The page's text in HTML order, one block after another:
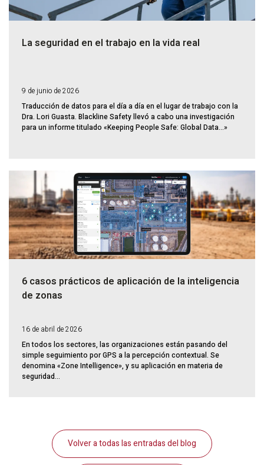
La seguridad en el trabajo en la vida real
9 de junio de 2026
Traducción de datos para el día a día en el lugar de trabajo con la
Dra. Lori Guasta. Blackline Safety llevó a cabo una investigación
para un informe titulado «Keeping People Safe: Global Data...»
6 casos prácticos de aplicación de la inteligencia
de zonas
16 de abril de 2026
En todos los sectores, las organizaciones están pasando del
simple seguimiento por GPS a la percepción contextual. Se
denomina «Zone Intelligence», y su aplicación en materia de
seguridad...
Volver a todas las entradas del blog